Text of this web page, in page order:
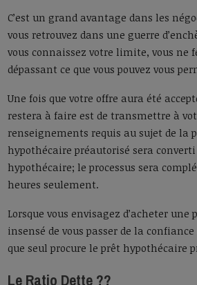
C’est un grand avantage dans les
vous retrouvez dans une guerre
vous connaissez votre limite, vous ne
dépassant ce que vous pouvez vous
Une fois que votre offre aura été
restera à faire est de transmettre à
renseignements requis au sujet de la
hypothécaire préautorisé sera
hypothécaire; le processus sera
heures seulement.
Lorsque vous envisagez d’acheter
insensé de vous passer de la
que seul procure le prêt hypothécaire
Le Ratio Dette ??